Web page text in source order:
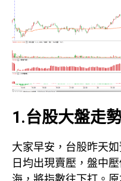
1.台股大盤走
大家早安，台股昨天
日均出現賣壓，盤中